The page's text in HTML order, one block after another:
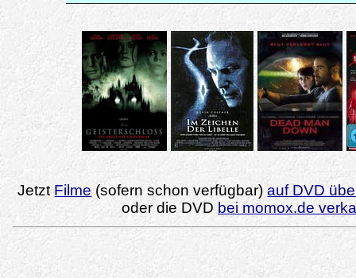
Jetzt Filme (sofern schon verfügbar)auf DVD
oder die DVD bei momox.de